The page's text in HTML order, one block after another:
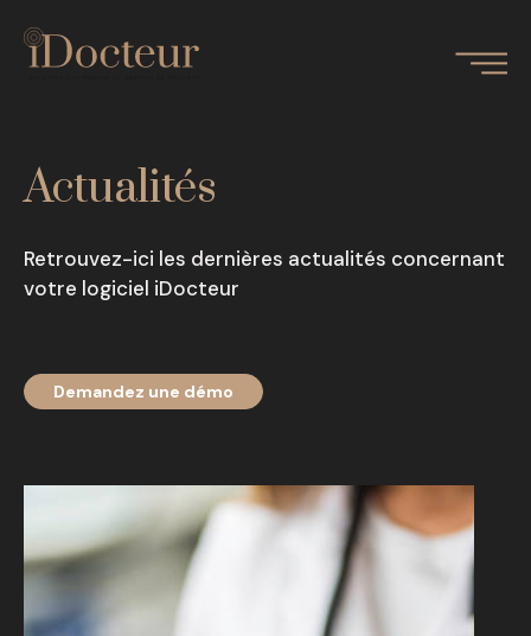
Actualités
Retrouvez-ici les dernières actualités concernant
votre logiciel iDocteur
Demandez une démo